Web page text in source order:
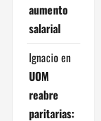
aumento
salarial
Ignacio en
UOM
reabre
paritarias: